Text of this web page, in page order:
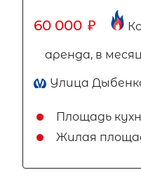
60 000 ₽
аренда, в
Улица
Площадь
Жилая